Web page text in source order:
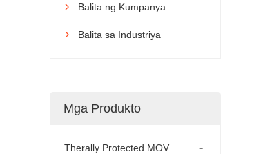
 Balita ng Kumpanya
 Balita sa Industriya
Mga Produkto
-
Therally Protected MOV